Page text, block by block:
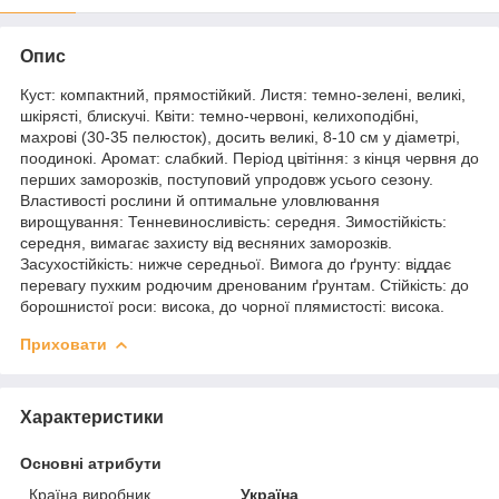
Опис
Куст: компактний, прямостійкий. Листя: темно-зелені, великі,
шкірясті, блискучі. Квіти: темно-червоні, келихоподібні,
махрові (30-35 пелюсток), досить великі, 8-10 см у діаметрі,
поодинокі. Аромат: слабкий. Період цвітіння: з кінця червня до
перших заморозків, поступовий упродовж усього сезону.
Властивості рослини й оптимальне уловлювання
вирощування: Тенневиносливість: середня. Зимостійкість:
середня, вимагає захисту від весняних заморозків.
Засухостійкість: нижче середньої. Вимога до ґрунту: віддає
перевагу пухким родючим дренованим ґрунтам. Стійкість: до
борошнистої роси: висока, до чорної плямистості: висока.
Приховати
Характеристики
Основні атрибути
Країна виробник
Україна